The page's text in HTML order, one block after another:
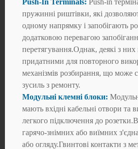
Push-In Terminals: Push-in
пружинні риштівки, які
одному напрямку і запобігають
додатковою перевагою
перетягування.Однак, деякі з
придатними для повторного
механізмів розбирання, що може
зусиль з ремонту.
Модульні клемні блоки:
мають вхідні кабельні отвори та
легкого підключення до
гарячо-знімних або виїмних
або огляду.Гвинтові контакти з